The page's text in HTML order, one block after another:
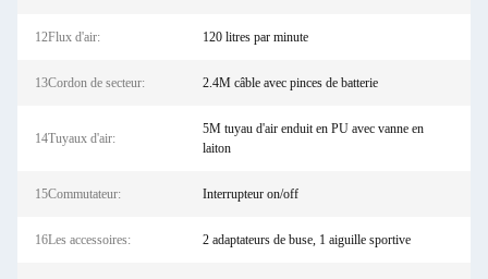
12Flux d'air: 120 litres par minute
13Cordon de secteur: 2.4M câble avec pinces de batterie
14Tuyaux d'air:
5M tuyau d'air enduit en PU avec vanne en
laiton
15Commutateur: Interrupteur on/off
16Les accessoires: 2 adaptateurs de buse, 1 aiguille sportive